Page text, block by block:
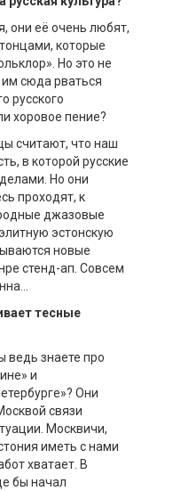
они её очень любят,
которые
Но это не
сюда рваться
русского
хоровое пение?
считают, что наш
в которой русские
Но они
проходят, к
джазовые
эстонскую
новые
стенд-ап. Совсем
тесные
ведь знаете про
и
Они
связи
Москвичи,
иметь с нами
хватает. В
бы начал